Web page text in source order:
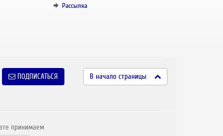
Рассылка
ПОДПИСАТЬСЯ В начало страницы
принимаем